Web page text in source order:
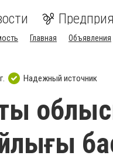
Главная Объявления
Надежный источник